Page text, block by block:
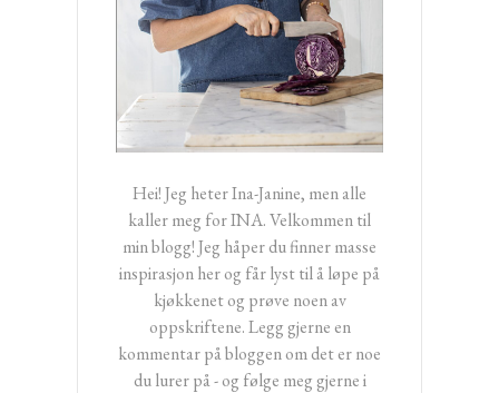
Hei! Jeg heter Ina-Janine, men alle
kaller meg for INA. Velkommen til
min blogg! Jeg håper du finner masse
inspirasjon her og får lyst til å løpe på
kjøkkenet og prøve noen av
oppskriftene. Legg gjerne en
kommentar på bloggen om det er noe
du lurer på - og følge meg gjerne i